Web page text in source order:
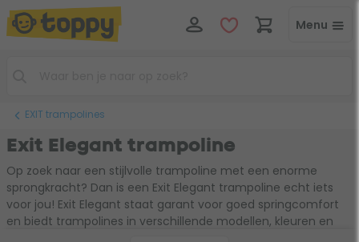
Menu
EXIT trampolines
Exit Elegant trampoline
Op zoek naar een stijlvolle trampoline met een enorme
sprongkracht? Dan is een Exit Elegant trampoline echt iets
voor jou! Exit Elegant staat garant voor goed springcomfort
en biedt trampolines in verschillende modellen, kleuren en